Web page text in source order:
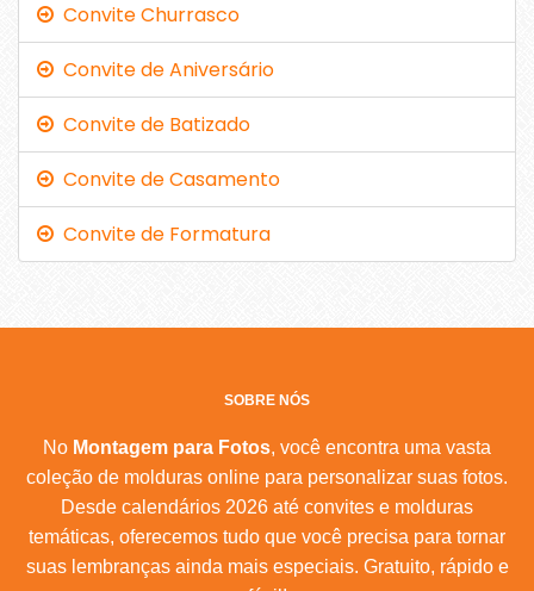
Convite Churrasco
Convite de Aniversário
Convite de Batizado
Convite de Casamento
Convite de Formatura
SOBRE NÓS
No Montagem para Fotos, você encontra uma vasta
coleção de molduras online para personalizar suas fotos.
Desde calendários 2026 até convites e molduras
temáticas, oferecemos tudo que você precisa para tornar
suas lembranças ainda mais especiais. Gratuito, rápido e